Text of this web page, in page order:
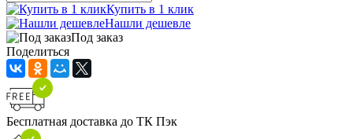
Купить в 1 клик
Нашли дешевле
Под заказ
Поделиться
Бесплатная доставка до ТК Пэк